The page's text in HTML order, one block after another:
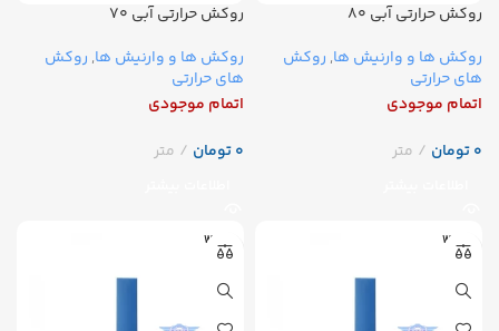
روکش حرارتی آبی ۸۰
روکش ها و وارنیش ها, روکش
های حرارتی
اتمام موجودی
تومان
روکش حرارتی آبی ۷۰
روکش ها و وارنیش ها, روکش
های حرارتی
اتمام موجودی
تومان
WOER
WOER